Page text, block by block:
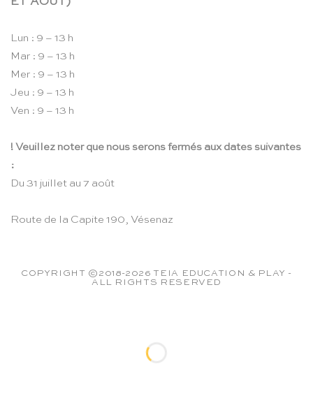
Lun : 9 – 13 h
Mar : 9 – 13 h
Mer : 9 – 13 h
Jeu : 9 – 13 h
Ven : 9 – 13 h
! Veuillez noter que nous serons fermés aux dates suivantes
:
Du 31 juillet au 7 août
Route de la Capite 190, Vésenaz
COPYRIGHT ©2018-2026 TEIA EDUCATION & PLAY -
ALL RIGHTS RESERVED